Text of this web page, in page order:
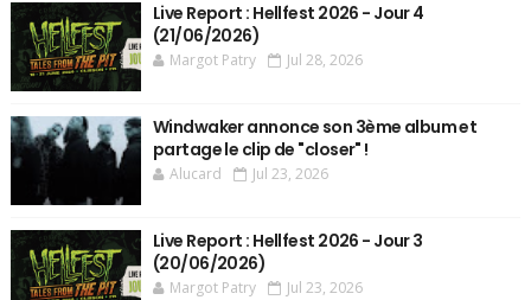
Live Report : Hellfest 2026 - Jour 4
(21/06/2026)
Margot Patry Jul 28, 2026
Windwaker annonce son 3ème album et
partage le clip de "closer" !
Alucard Jul 23, 2026
Live Report : Hellfest 2026 - Jour 3
(20/06/2026)
Margot Patry Jul 23, 2026